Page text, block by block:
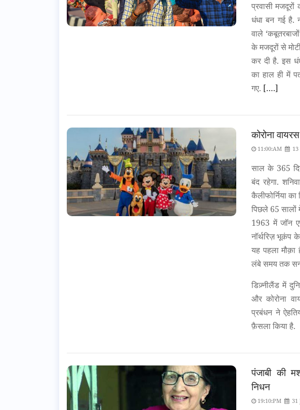
प्रवासी
धंधा बन गई है.
वाले
के मजदूरों से
कर दी है. इस
का हाल ही में
गए. [….]
कोरोना
11:00:AM
साल के 365
बंद रहेगा.
कैलीफोर्निया
पिछले 65 सालों
1963 में जॉन
नॉर्थरिज़ भूकंप
यह पहला
लंबे समय तक
डिज़्नीलैंड में
और कोरोना
प्रबंधन ने
फ़ैसला किया है.
पंजाबी की
निधन
19:10:PM 31